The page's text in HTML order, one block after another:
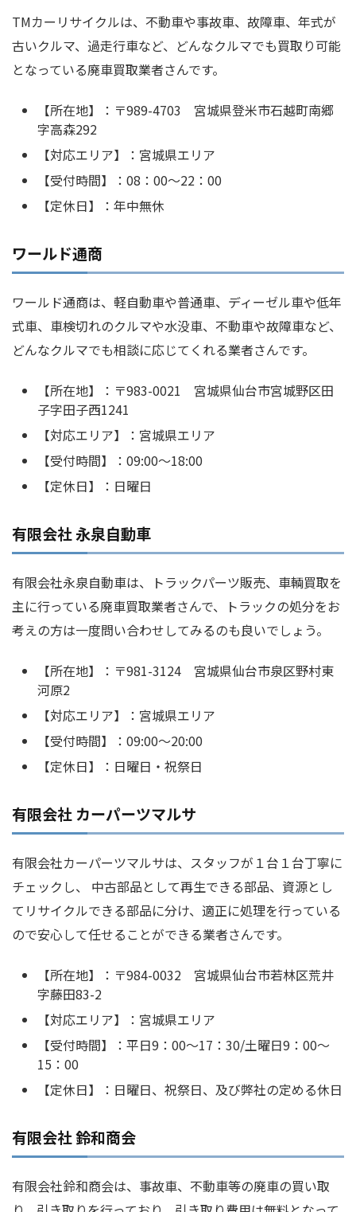
TMカーリサイクルは、不動車や事故車、故障車、年式が
古いクルマ、過走行車など、どんなクルマでも買取り可能
となっている廃車買取業者さんです。
【所在地】：〒989-4703 宮城県登米市石越町南郷
字高森292
【対応エリア】：宮城県エリア
【受付時間】：08：00～22：00
【定休日】：年中無休
ワールド通商
ワールド通商は、軽自動車や普通車、ディーゼル車や低年
式車、車検切れのクルマや水没車、不動車や故障車など、
どんなクルマでも相談に応じてくれる業者さんです。
【所在地】：〒983-0021 宮城県仙台市宮城野区田
子字田子西1241
【対応エリア】：宮城県エリア
【受付時間】：09:00～18:00
【定休日】：日曜日
有限会社 永泉自動車
有限会社永泉自動車は、トラックパーツ販売、車輌買取を
主に行っている廃車買取業者さんで、トラックの処分をお
考えの方は一度問い合わせしてみるのも良いでしょう。
【所在地】：〒981-3124 宮城県仙台市泉区野村東
河原2
【対応エリア】：宮城県エリア
【受付時間】：09:00〜20:00
【定休日】：日曜日・祝祭日
有限会社 カーパーツマルサ
有限会社カーパーツマルサは、スタッフが１台１台丁寧に
チェックし、 中古部品として再生できる部品、資源とし
てリサイクルできる部品に分け、適正に処理を行っている
ので安心して任せることができる業者さんです。
【所在地】：〒984-0032 宮城県仙台市若林区荒井
字藤田83-2
【対応エリア】：宮城県エリア
【受付時間】：平日9：00～17：30/土曜日9：00～
15：00
【定休日】：日曜日、祝祭日、及び弊社の定める休日
有限会社 鈴和商会
有限会社鈴和商会は、事故車、不動車等の廃車の買い取